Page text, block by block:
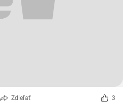
Zdieľať 3